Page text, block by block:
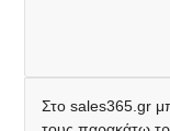
Στο sales365.gr